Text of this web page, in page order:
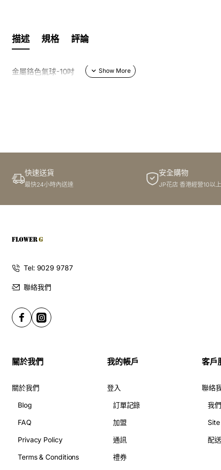
描述 規格 評論
金屬鉻色氣球-10吋
快速送貨
最快24小時內送達
安全購物
JP花店 香港經營10以
Tel: 9029 9787
聯絡我們
關於我們
關於我們
Blog
FAQ
Privacy Policy
Terms & Conditions
我的帳戶
登入
訂單記錄
加盟
通訊
禮券
客戶
聯絡
我
配